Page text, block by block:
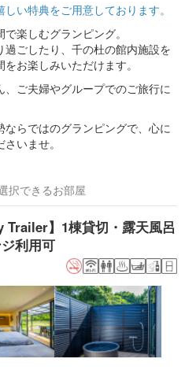
い特典をご用意しております。
楽しむグランピング。
ごしたり、千の杜の館内施設を
お楽しみいただけます。
ご夫婦やグループでのご旅行に
らではのグランピングで、心に
いませ。
択できるお部屋
Trailer】1棟貸切・露天風呂
利用可